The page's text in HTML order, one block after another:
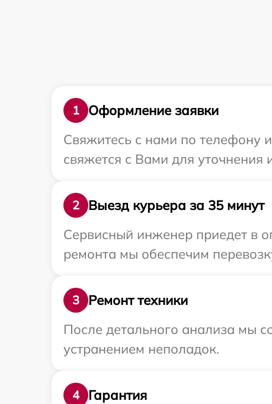
1
Оформление заявки
Свяжитесь с нами по телефону
свяжется с Вами для уточнения
2
Выезд курьера за 35 минут
Сервисный инженер приедет в
ремонта мы обеспечим
3
Ремонт техники
После детального анализа мы
устранением неполадок.
4
Гарантия